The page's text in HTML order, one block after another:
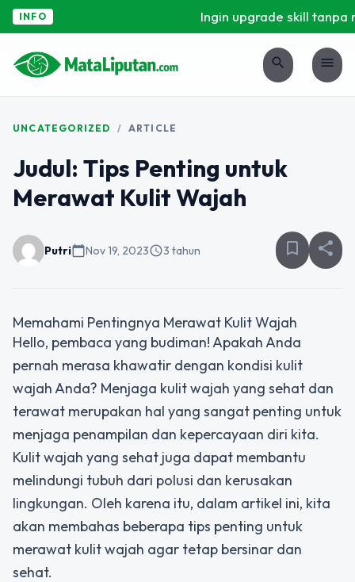
INFO Ingin upgrade skill tanpa
search menu
UNCATEGORIZED / ARTICLE
Judul: Tips Penting untuk
Merawat Kulit Wajah
Putricalendar_todayNov 19, 2023schedule3 tahun bookmark_border share
Memahami Pentingnya Merawat Kulit Wajah
Hello, pembaca yang budiman! Apakah Anda
pernah merasa khawatir dengan kondisi kulit
wajah Anda? Menjaga kulit wajah yang sehat dan
terawat merupakan hal yang sangat penting untuk
menjaga penampilan dan kepercayaan diri kita.
Kulit wajah yang sehat juga dapat membantu
melindungi tubuh dari polusi dan kerusakan
lingkungan. Oleh karena itu, dalam artikel ini, kita
akan membahas beberapa tips penting untuk
merawat kulit wajah agar tetap bersinar dan
sehat.